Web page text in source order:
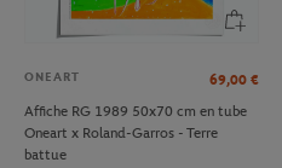
ONEART 69,00 €
Affiche RG 1989 50x70 cm en tube
Oneart x Roland-Garros - Terre
battue